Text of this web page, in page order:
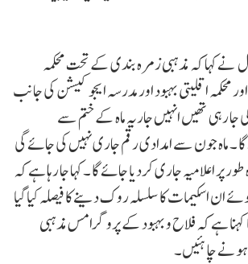
نے کہا کہ مذہبی زمرہ بندی کے تحت محکمہ
محکمہ اقلیتی بہبود اور مدرسہ ایجوکیشن کی جانب
جا رہی تھیں انہیں جاریہ ماہ کے ختم سے
۔ ماہ جون سے امدادی رقم جاری نہیں کی جائے گی
پر اعلامیہ جاری کردیا جائے گا ۔ کہا جا رہا ہے کہ
ان اسکیمات کا سلسلہ روک دینے کا فیصلہ کیا گیا
ہے کہ فلاح و بہبود کے پروگرامس مذہبی
ہونے چاہئیں۔